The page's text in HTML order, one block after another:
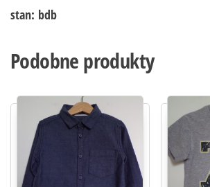
stan: bdb
Podobne produkty